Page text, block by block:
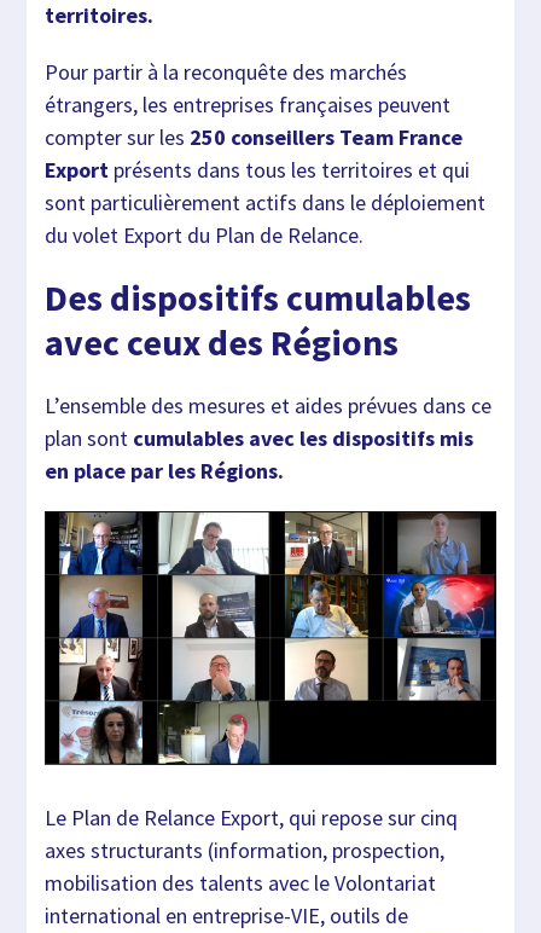
territoires.
Pour partir à la reconquête des marchés
étrangers, les entreprises françaises peuvent
compter sur les 250 conseillers Team France
Export présents dans tous les territoires et qui
sont particulièrement actifs dans le déploiement
du volet Export du Plan de Relance.
Des dispositifs cumulables
avec ceux des Régions
L’ensemble des mesures et aides prévues dans ce
plan sont cumulables avec les dispositifs mis
en place par les Régions.
Le Plan de Relance Export, qui repose sur cinq
axes structurants (information, prospection,
mobilisation des talents avec le Volontariat
international en entreprise-VIE, outils de